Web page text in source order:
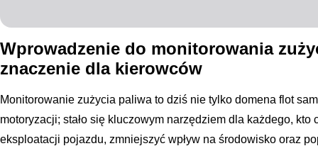
Wprowadzenie do monitorowania
znaczenie dla kierowców
Monitorowanie zużycia paliwa to dziś nie tylko domena flot
motoryzacji; stało się kluczowym narzędziem dla każdego,
eksploatacji pojazdu, zmniejszyć wpływ na środowisko oraz